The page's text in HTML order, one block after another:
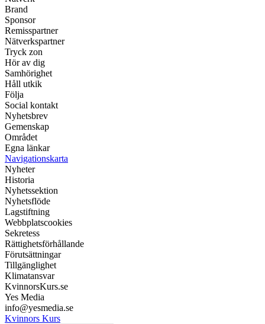
Brand
Sponsor
Remisspartner
Nätverkspartner
Tryck zon
Hör av dig
Samhörighet
Håll utkik
Följa
Social kontakt
Nyhetsbrev
Gemenskap
Området
Egna länkar
Navigationskarta
Nyheter
Historia
Nyhetssektion
Nyhetsflöde
Lagstiftning
Webbplatscookies
Sekretess
Rättighetsförhållande
Förutsättningar
Tillgänglighet
Klimatansvar
KvinnorsKurs.se
Yes Media
info@yesmedia.se
Kvinnors Kurs